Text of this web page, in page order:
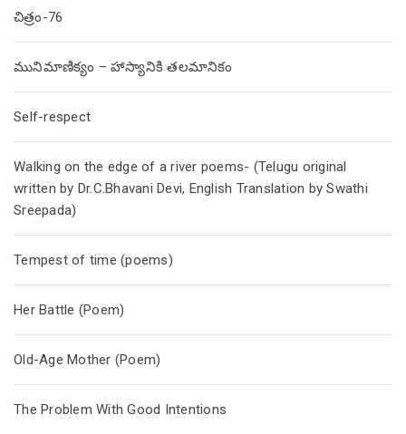
చిత్రం-76
మునిమాణిక్యం – హాస్యానికి తలమానికం
Self-respect
Walking on the edge of a river poems- (Telugu original
written by Dr.C.Bhavani Devi, English Translation by Swathi
Sreepada)
Tempest of time (poems)
Her Battle (Poem)
Old-Age Mother (Poem)
The Problem With Good Intentions